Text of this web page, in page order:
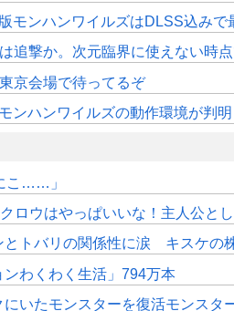
モンハンワイルズはDLSS込みで
追撃か。次元臨界に使えない時
京会場で待ってるぞ
ンハンワイルズの動作環境が判明
こ……」
ロウはやっぱいいな！主人公と
とトバリの関係性に涙 キスケの
わくわく生活」794万本
いたモンスターを復活モンスタ